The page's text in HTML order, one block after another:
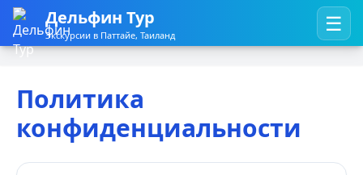
Дельфин Тур
Экскурсии в Паттайе, Таиланд ☰
Политика
конфиденциальности